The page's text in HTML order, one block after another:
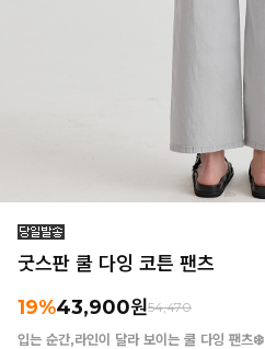
굿스판 쿨 다잉 코튼 팬츠
19%43,900원54,470
입는 순간,라인이 달라 보이는 쿨 다잉 팬츠❄️